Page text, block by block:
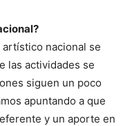
nacional se
las actividades se
siguen un poco
apuntando a que
y un aporte en